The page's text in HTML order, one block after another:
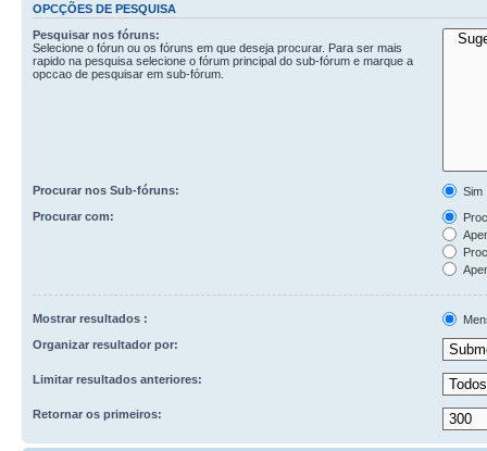
OPCÇÕES DE PESQUISA
Pesquisar nos fóruns:
Selecione o fórun ou os fóruns em que deseja procurar. Para ser mais
rapido na pesquisa selecione o fórum principal do sub-fórum e marque a
opccao de pesquisar em sub-fórum.
Procurar nos Sub-fóruns:
Sim
Procurar com:
Mostrar resultados :
Organizar resultador por:
Limitar resultados anteriores:
Retornar os primeiros: